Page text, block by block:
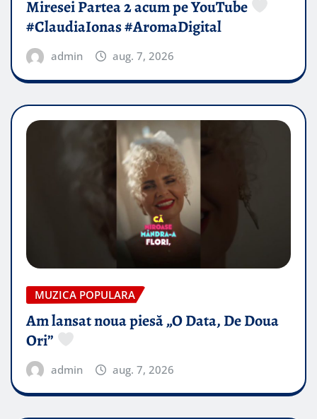
Miresei Partea 2 acum pe YouTube
#ClaudiaIonas #AromaDigital
admin aug. 7, 2026
MUZICA POPULARA
Am lansat noua piesă „O Data, De Doua
Ori”
admin aug. 7, 2026